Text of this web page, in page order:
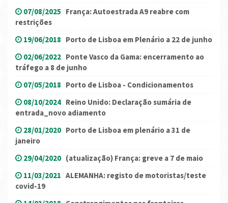
07/08/2025 França: Autoestrada A9 reabre com
restrições
19/06/2018 Porto de Lisboa em Plenário a 22 de junho
02/06/2022 Ponte Vasco da Gama: encerramento ao
tráfego a 8 de junho
07/05/2018 Porto de Lisboa - Condicionamentos
08/10/2024 Reino Unido: Declaração sumária de
entrada_novo adiamento
28/01/2020 Porto de Lisboa em plenário a 31 de
janeiro
29/04/2020 (atualização) França: greve a 7 de maio
11/03/2021 ALEMANHA: registo de motoristas/teste
covid-19